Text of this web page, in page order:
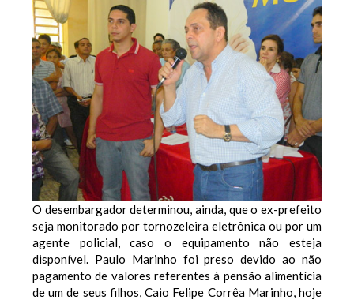
O desembargador determinou, ainda, que o ex-prefeito
seja monitorado por tornozeleira eletrônica ou por um
agente policial, caso o equipamento não esteja
disponível. Paulo Marinho foi preso devido ao não
pagamento de valores referentes à pensão alimentícia
de um de seus filhos, Caio Felipe Corrêa Marinho, hoje